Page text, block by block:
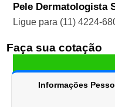
Pele Dermatologista
Ligue para (11) 4224-
Faça sua cotação
Informações